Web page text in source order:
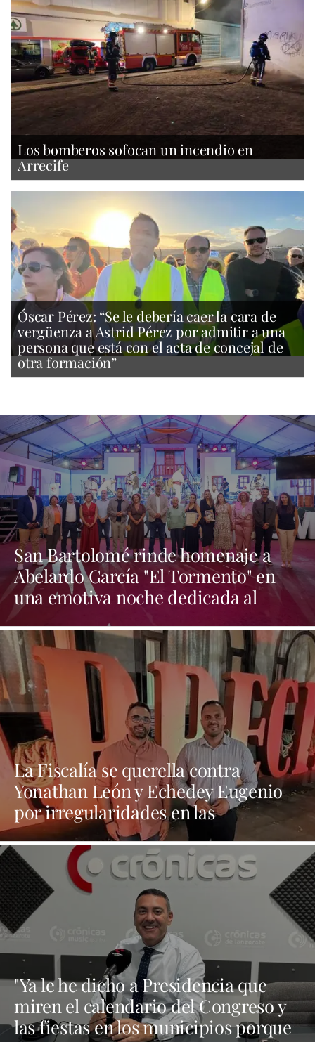
Los bomberos sofocan un incendio en
Arrecife
Óscar Pérez: “Se le debería caer la cara de
vergüenza a Astrid Pérez por admitir a una
persona que está con el acta de concejal de
otra formación”
San Bartolomé rinde homenaje a
Abelardo García "El Tormento" en
una emotiva noche dedicada al
folclore canario
La Fiscalía se querella contra
Yonathan León y Echedey Eugenio
por irregularidades en las
contrataciones de las fiestas
"Ya le he dicho a Presidencia que
miren el calendario del Congreso y
las fiestas en los municipios porque